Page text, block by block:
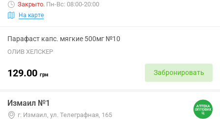
Закрыто. Пн-Вс: 08:00-20:00
На карте
Парафаст капс. мягкие 500мг №10
ОЛИВ ХЕЛСКЕР
129.00 грн Забронировать
Измаил №1
г. Измаил, ул. Телеграфная, 165